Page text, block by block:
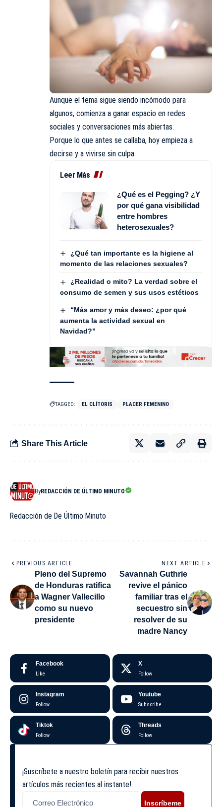
Aunque el tema sigue siendo incómodo para
algunos, comienza a ganar espacio en redes
sociales y conversaciones más abiertas.
Porque lo que antes se callaba, hoy empieza a
decirse y a vivirse sin culpa.
Leer Más
¿Qué es el Pegging? ¿Y
por qué gana visibilidad
entre hombres
heterosexuales?
¿Qué tan importante es la higiene al
momento de las relaciones sexuales?
¿Realidad o mito? La verdad sobre el
consumo de semen y sus usos estéticos
“Más amor y más deseo: ¿por qué
aumenta la actividad sexual en
Navidad?”
TAGGED: EL CLÍTORIS PLACER FEMENINO
Share This Article
ByREDACCIÓN DE ÚLTIMO MINUTO
Redacción de De Último Minuto
PREVIOUS ARTICLE
Pleno del Supremo
de Honduras ratifica
a Wagner Vallecillo
como su nuevo
presidente
NEXT ARTICLE
Savannah Guthrie
revive el pánico
familiar tras el
secuestro sin
resolver de su
madre Nancy
Facebook
Like
X
Follow
Instagram
Follow
Youtube
Subscribe
Tiktok
Follow
Threads
Follow
¡Suscríbete a nuestro boletín para recibir nuestros
artículos más recientes al instante!
Inscríbeme